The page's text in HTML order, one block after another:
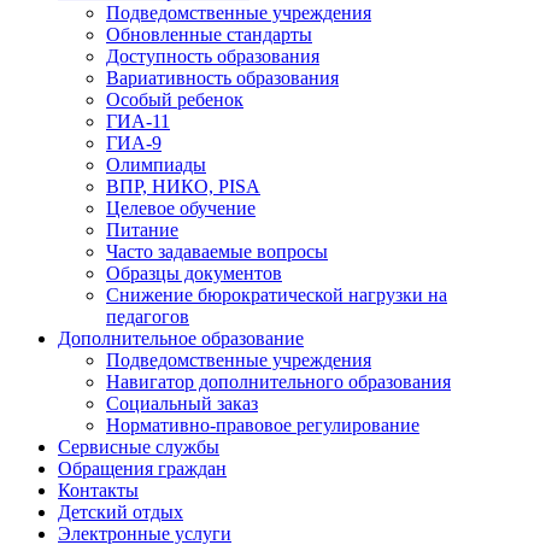
Подведомственные учреждения
Обновленные стандарты
Доступность образования
Вариативность образования
Особый ребенок
ГИА-11
ГИА-9
Олимпиады
ВПР, НИКО, PISA
Целевое обучение
Питание
Часто задаваемые вопросы
Образцы документов
Снижение бюрократической нагрузки на
педагогов
Дополнительное образование
Подведомственные учреждения
Навигатор дополнительного образования
Социальный заказ
Нормативно-правовое регулирование
Сервисные службы
Обращения граждан
Контакты
Детский отдых
Электронные услуги